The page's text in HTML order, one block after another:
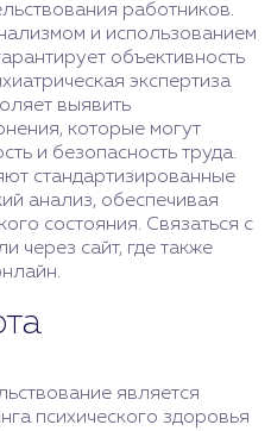
работников.
и использованием
объективность
экспертиза
выявить
которые могут
и безопасность труда.
стандартизированные
анализ, обеспечивая
состояния. Связаться с
через сайт, где также
является
психического здоровья